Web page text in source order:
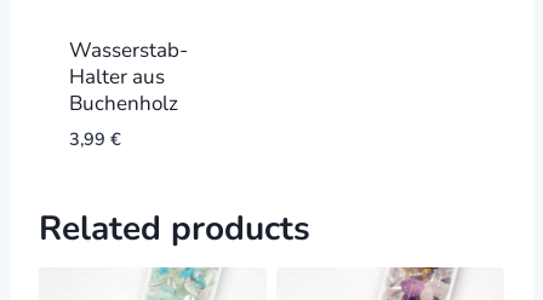
Wasserstab-
Halter aus
Buchenholz
3,99 €
Related products